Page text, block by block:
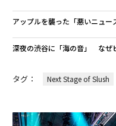
アップルを襲った「悪いニュー
深夜の渋谷に「海の音」 なぜ
タグ： Next Stage of Slush